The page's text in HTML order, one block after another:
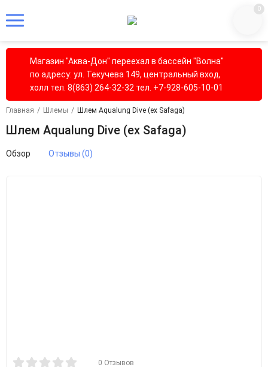
0
Магазин "Аква-Дон" переехал в бассейн "Волна"
по адресу: ул. Текучева 149, центральный вход,
холл тел. 8(863) 264-32-32 тел. +7-928-605-10-01
Главная / Шлемы / Шлем Aqualung Dive (ex Safaga)
Шлем Aqualung Dive (ex Safaga)
Обзор Отзывы (0)
0 Отзывов